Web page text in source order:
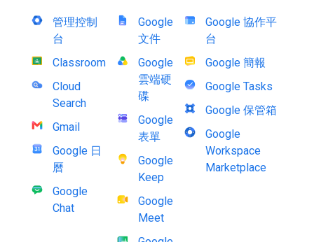
管理控制
台
Classroom
Cloud
Search
Gmail
Google 日
曆
Google
Chat
Google
文件
Google
雲端硬
碟
Google
表單
Google
Keep
Google
Meet
Google 協作平
台
Google 簡報
Google Tasks
Google 保管箱
Google
Workspace
Marketplace